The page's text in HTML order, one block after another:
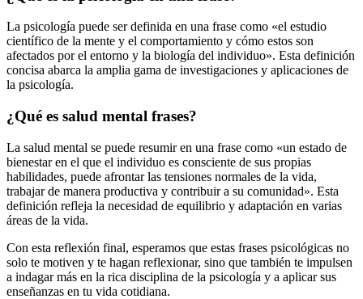
La psicología puede ser definida en una frase como «el estudio
científico de la mente y el comportamiento y cómo estos son
afectados por el entorno y la biología del individuo». Esta definición
concisa abarca la amplia gama de investigaciones y aplicaciones de
la psicología.
¿Qué es salud mental frases?
La salud mental se puede resumir en una frase como «un estado de
bienestar en el que el individuo es consciente de sus propias
habilidades, puede afrontar las tensiones normales de la vida,
trabajar de manera productiva y contribuir a su comunidad». Esta
definición refleja la necesidad de equilibrio y adaptación en varias
áreas de la vida.
Con esta reflexión final, esperamos que estas frases psicológicas no
solo te motiven y te hagan reflexionar, sino que también te impulsen
a indagar más en la rica disciplina de la psicología y a aplicar sus
enseñanzas en tu vida cotidiana.